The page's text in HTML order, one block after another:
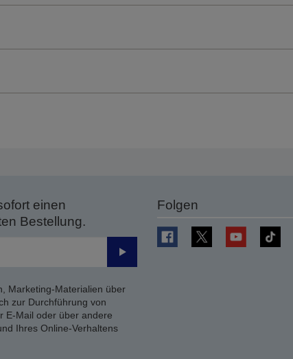
einen
Bestellung.
Senden
Marketing-Materialien über
zur Durchführung von
E-Mail oder über andere
Ihres Online-Verhaltens
Folgen